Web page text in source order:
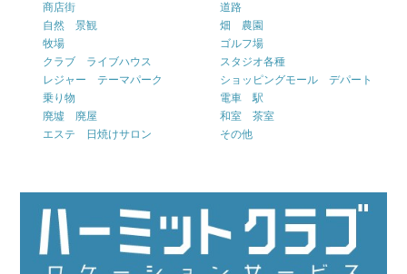
商店街
道路
自然 景観
畑 農園
牧場
ゴルフ場
クラブ ライブハウス
スタジオ各種
レジャー テーマパーク
ショッピングモール デパート
乗り物
電車 駅
廃墟 廃屋
和室 茶室
エステ 日焼けサロン
その他